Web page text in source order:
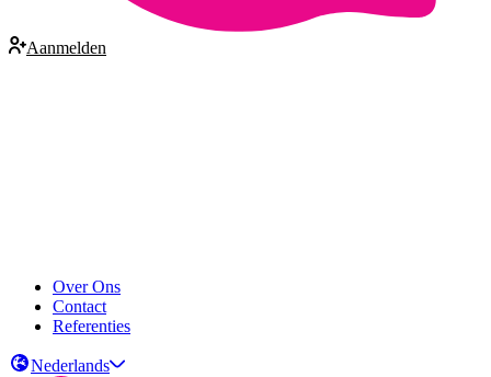
Aanmelden
Over Ons
Contact
Referenties
Nederlands